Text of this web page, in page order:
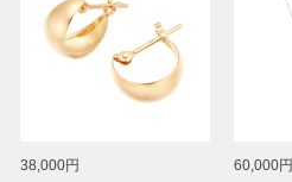
38,000円 60,000円